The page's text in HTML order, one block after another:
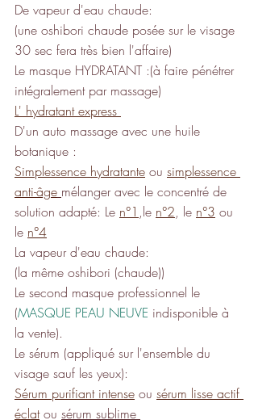
De vapeur d'eau chaude:
(une oshibori chaude posée sur le visage
30 sec fera très bien l'affaire)
Le masque HYDRATANT :(à faire pénétrer
intégralement par massage)
L' hydratant express
D'un auto massage avec une huile
botanique :
Simplessence hydratante ou simplessence
anti-âge mélanger avec le concentré de
solution adapté: Le n°1 ,le n°2, le n°3 ou
le n°4
La vapeur d'eau chaude:
(la même oshibori (chaude))
Le second masque professionnel le
(MASQUE PEAU NEUVE indisponible à
la vente).
Le sérum (appliqué sur l'ensemble du
visage sauf les yeux):
Sérum purifiant intense ou sérum lisse actif
éclat ou sérum sublime